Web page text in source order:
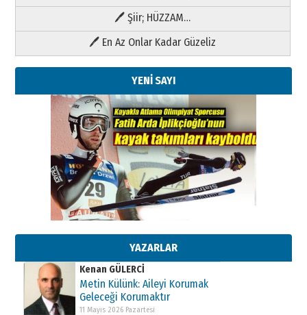
🖊 Şiir; HÜZZAM…
🖊 En Az Onlar Kadar Güzeliz
YENİ SAYI
YAZARLAR
Kenan GÜLERCİ
Metin Külünk: Aileyi Korumak
Geleceği Korumaktır
11 Mayıs 2026 Pazartesi
Kenan GÜLERCİ
Geleceği Korumaktır
Kenan GÜLERCİ
Metin Külünk: Aileyi Korumak
Geleceği Korumaktır